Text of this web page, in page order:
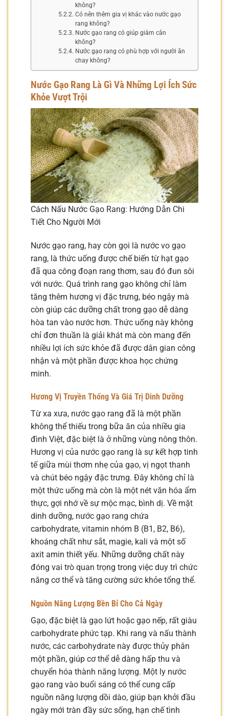
không?
Có nên thêm gia vị khác vào nước gạo
rang không?
Nước gạo rang có giúp giảm cân
không?
Nước gạo rang có phù hợp với người ăn
chay không?
Nước Gạo Rang Là Gì Và Những Lợi Ích Sức
Khỏe Vượt Trội
Cách Nấu Nước Gạo Rang: Hướng Dẫn Chi
Tiết Cho Người Mới
Nước gạo rang, hay còn gọi là nước vo gạo
rang, là thức uống được chế biến từ hạt gạo
đã qua công đoạn rang thơm, sau đó đun sôi
với nước. Quá trình rang gạo không chỉ làm
tăng thêm hương vị đặc trưng, béo ngậy mà
còn giúp các dưỡng chất trong gạo dễ dàng
hòa tan vào nước hơn. Thức uống này không
chỉ đơn thuần là giải khát mà còn mang đến
nhiều lợi ích sức khỏe đã được dân gian công
nhận và một phần được khoa học chứng
minh.
Hương Vị Truyền Thống Và Giá Trị Dinh Dưỡng
Từ xa xưa, nước gạo rang đã là một phần
không thể thiếu trong bữa ăn của nhiều gia
đình Việt, đặc biệt là ở những vùng nông thôn.
Hương vị của nước gạo rang là sự kết hợp tinh
tế giữa mùi thơm nhẹ của gạo, vị ngọt thanh
và chút béo ngậy đặc trưng. Đây không chỉ là
một thức uống mà còn là một nét văn hóa ẩm
thực, gợi nhớ về sự mộc mạc, bình dị. Về mặt
dinh dưỡng, nước gạo rang chứa
carbohydrate, vitamin nhóm B (B1, B2, B6),
khoáng chất như sắt, magie, kali và một số
axit amin thiết yếu. Những dưỡng chất này
đóng vai trò quan trọng trong việc duy trì chức
năng cơ thể và tăng cường sức khỏe tổng thể.
Nguồn Năng Lượng Bền Bỉ Cho Cả Ngày
Gạo, đặc biệt là gạo lứt hoặc gạo nếp, rất giàu
carbohydrate phức tạp. Khi rang và nấu thành
nước, các carbohydrate này được thủy phân
một phần, giúp cơ thể dễ dàng hấp thu và
chuyển hóa thành năng lượng. Một ly nước
gạo rang vào buổi sáng có thể cung cấp
nguồn năng lượng dồi dào, giúp bạn khởi đầu
ngày mới tràn đầy sức sống, hạn chế tình